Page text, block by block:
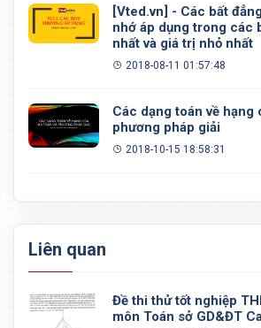
[Vted.vn] - Các bất
nhớ áp dụng trong các
nhất và giá trị nhỏ nhất
2018-08-11 01:57:48
Các dạng toán về hạng
phương pháp giải
2018-10-15 18:58:31
Liên quan
Đề thi thử tốt nghiệp
môn Toán sở GD&ĐT